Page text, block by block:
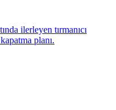
ilerleyen tırmanıcı
planı.